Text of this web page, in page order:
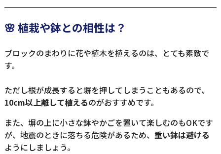
🌸 植栽や鉢との相性は？
ブロックのまわりに花や植木を植えるのは、とても素敵で
す。
ただし根が成長すると塀を押してしまうこともあるので、
10cm以上離して植えるのがおすすめです。
また、塀の上に小さな鉢やかごを置いて楽しむのもOKです
が、地震のときに落ちる危険があるため、 重い鉢は避ける
ようにしましょう。